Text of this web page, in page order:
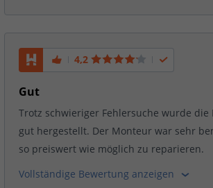
4,2
Gut
Trotz schwieriger Fehlersuche wurde
gut hergestellt. Der Monteur war sehr
so preiswert wie möglich zu reparieren.
Vollständige Bewertung anzeigen